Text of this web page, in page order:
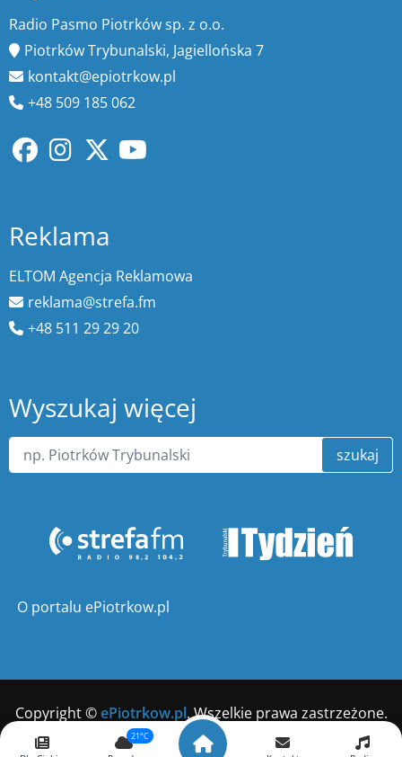
Radio Pasmo Piotrków sp. z o.o.
Piotrków Trybunalski, Jagiellońska 7
kontakt@epiotrkow.pl
+48 509 185 062
Reklama
ELTOM Agencja Reklamowa
reklama@strefa.fm
+48 511 29 29 20
Wyszukaj więcej
szukaj
O portalu ePiotrkow.pl
Copyright ©ePiotrkow.pl. Wszelkie prawa zastrzeżone.
Wykonanie xnc.pl
21°C